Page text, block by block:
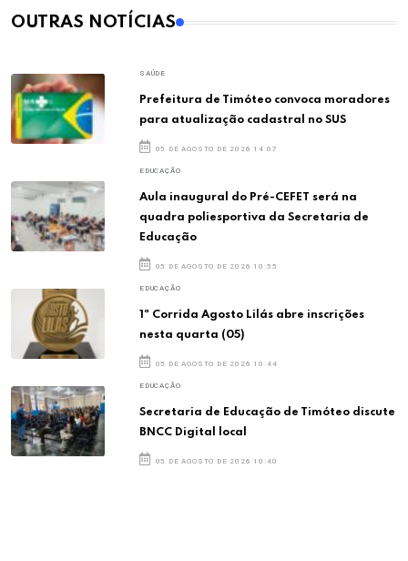
OUTRAS NOTÍCIAS
SAÚDE
Prefeitura de Timóteo convoca moradores
para atualização cadastral no SUS
05 DE AGOSTO DE 2026 14:07
EDUCAÇÃO
Aula inaugural do Pré-CEFET será na
quadra poliesportiva da Secretaria de
Educação
05 DE AGOSTO DE 2026 10:55
EDUCAÇÃO
1ª Corrida Agosto Lilás abre inscrições
nesta quarta (05)
05 DE AGOSTO DE 2026 10:44
EDUCAÇÃO
Secretaria de Educação de Timóteo discute
BNCC Digital local
05 DE AGOSTO DE 2026 10:40